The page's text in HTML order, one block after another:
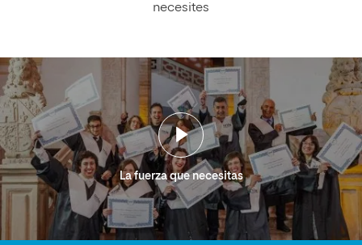
necesites
La fuerza que necesitas